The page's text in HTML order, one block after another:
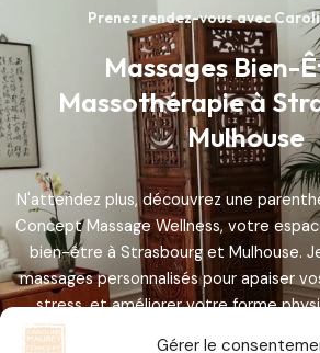
Gérer le
Prenez rendez-vous avec
Massages Bien-
Massothérapie à
Mulhouse
N'attendez plus, découvrez une
Concept Massage Wellness, votre
bien-être à Strasbourg et Mulhouse.
massages personnalisés pour apaiser
stress, et améliorer votre forme
maintenant votre massage bien-être